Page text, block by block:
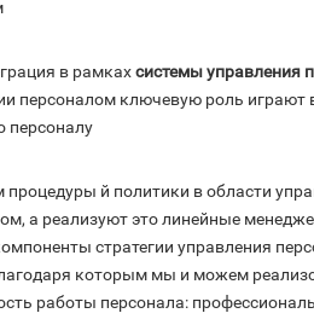
в рамкахсистемы управления
персоналом ключевую роль играют
персоналу
й политики в области
а реализуют это линейные
стратегии управления
которым мы и можем
работы персонала: